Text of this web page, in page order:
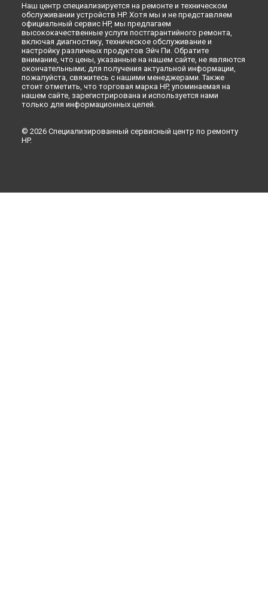
Наш центр специализируется на ремонте и техническом
обслуживании устройств HP. Хотя мы и не представляем
официальный сервис HP, мы предлагаем
высококачественные услуги постгарантийного ремонта,
включая диагностику, техническое обслуживание и
настройку различных продуктов Эйч Пи. Обратите
внимание, что цены, указанные на нашем сайте, не являются
окончательными; для получения актуальной информации,
пожалуйста, свяжитесь с нашими менеджерами. Также
стоит отметить, что торговая марка HP, упоминаемая на
нашем сайте, зарегистрирована и используется нами
только для информационных целей.
© 2026 Специализированный сервисный центр по ремонту
HP.